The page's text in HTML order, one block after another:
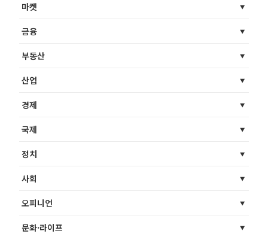
마켓
금융
부동산
산업
경제
국제
정치
사회
오피니언
문화·라이프